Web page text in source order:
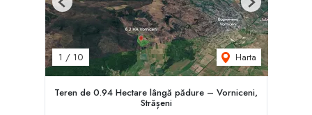
1 / 10 Harta
Previous Next
Teren de 0.94 Hectare lângă pădure – Vorniceni,
Strășeni